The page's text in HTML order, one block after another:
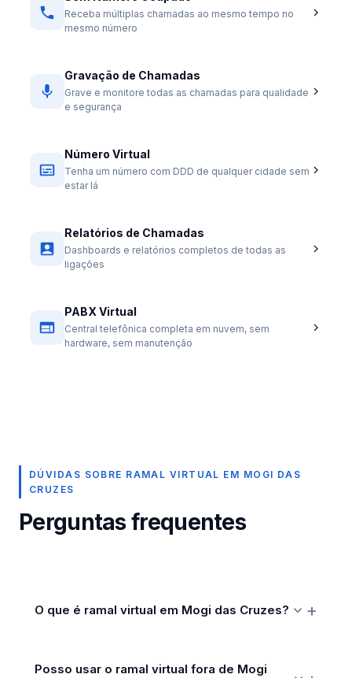
Receba múltiplas chamadas ao mesmo tempo no
mesmo número
Gravação de Chamadas
Grave e monitore todas as chamadas para qualidade
e segurança
Número Virtual
Tenha um número com DDD de qualquer cidade sem
estar lá
Relatórios de Chamadas
Dashboards e relatórios completos de todas as
ligações
PABX Virtual
Central telefônica completa em nuvem, sem
hardware, sem manutenção
DÚVIDAS SOBRE RAMAL VIRTUAL EM MOGI DAS
CRUZES
Perguntas frequentes
O que é ramal virtual em Mogi das Cruzes?
Posso usar o ramal virtual fora de Mogi